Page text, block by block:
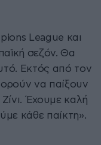
League και
σεζόν. Θα
Εκτός από τον
να παίξουν
Έχουμε καλή
κάθε παίκτη».